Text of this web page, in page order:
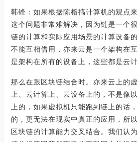
韩锋：如果根据陈榕搞计算机的观点
这个问题非常难解决，因为链是一个
链的计算和实际应用场景的计算设备
不能互相借用，亦来云是一个架构在
是架构在所有的设备上，这些都是云计
那么在跟区块链结合时。亦来云上的
上、云计算上、云设备上的，不是像
上的，如果虚拟机只能跑到链上的话
的，更无法在现实中真正的应用，所
区块链的计算能力交叉结合。我们认